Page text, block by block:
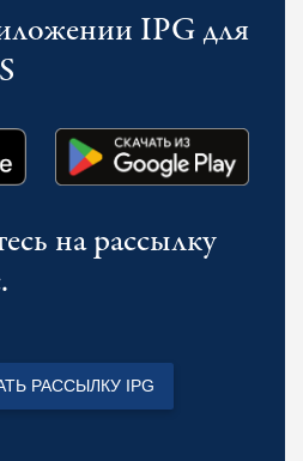
IPG для
на рассылку
РАССЫЛКУ IPG